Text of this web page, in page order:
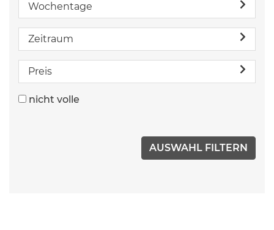
Wochentage
Zeitraum
Preis
nicht volle